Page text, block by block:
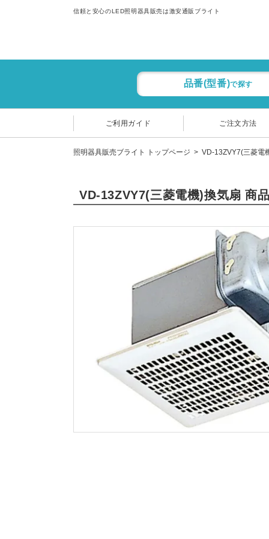
信頼と安心のLED照明器具販売は激安通販ブライト
品番(型番)で探す
ご利用ガイド ご注文方法
照明器具販売ブライト トップページ VD-13ZVY7(三菱電
VD-13ZVY7(三菱電機)換気扇 商